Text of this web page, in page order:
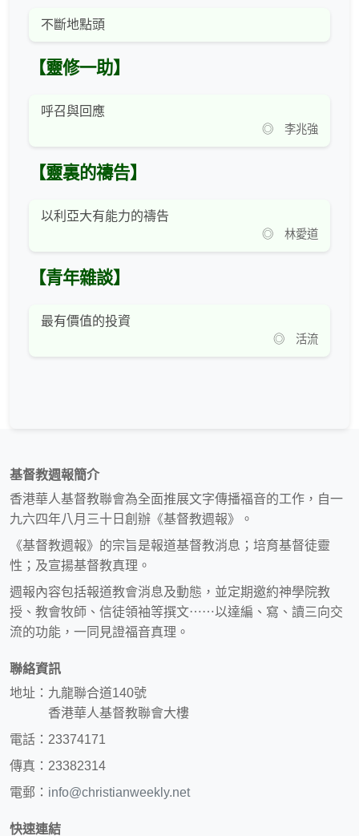
不斷地點頭
【靈修一助】
呼召與回應
◎ 李兆強
【靈裏的禱告】
以利亞大有能力的禱告
◎ 林愛道
【青年雜談】
最有價值的投資
◎ 活流
基督教週報簡介
香港華人基督教聯會為全面推展文字傳播福音的工作，自一
九六四年八月三十日創辦《基督教週報》。
《基督教週報》的宗旨是報道基督教消息；培育基督徒靈
性；及宣揚基督教真理。
週報內容包括報道教會消息及動態，並定期邀約神學院教
授、教會牧師、信徒領袖等撰文⋯⋯以達編、寫、讀三向交
流的功能，一同見證福音真理。
聯絡資訊
地址：九龍聯合道140號
香港華人基督教聯會大樓
電話：23374171
傳真：23382314
電郵： info@christianweekly.net
快速連結